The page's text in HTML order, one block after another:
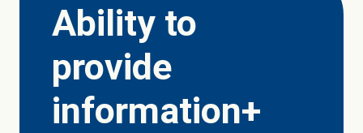
Ability to
provide
information+